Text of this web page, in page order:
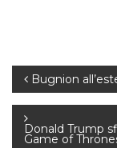
articoli
Bugnion
Donald Trump
Game of